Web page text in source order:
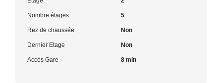
Nombre étages 5
Rez de chaussée Non
Dernier Etage Non
Accès Gare 8 min